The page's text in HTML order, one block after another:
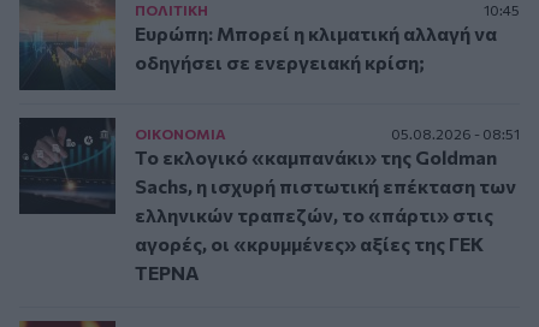
ΠΟΛΙΤΙΚΗ 10:45
Ευρώπη: Μπορεί η κλιματική αλλαγή να
οδηγήσει σε ενεργειακή κρίση;
ΟΙΚΟΝΟΜΙΑ 05.08.2026 - 08:51
Το εκλογικό «καμπανάκι» της Goldman
Sachs, η ισχυρή πιστωτική επέκταση των
ελληνικών τραπεζών, το «πάρτι» στις
αγορές, οι «κρυμμένες» αξίες της ΓΕΚ
ΤΕΡΝΑ